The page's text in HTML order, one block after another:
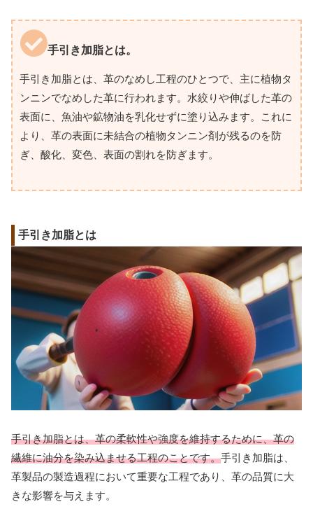
手引き加脂とは。
手引き加脂とは、革のなめし工程のひとつで、主に植物タ
ンニンでなめした革に行われます。水絞りや伸ばした革の
表面に、魚油や鉱物油を乳化せずに塗り込みます。これに
より、革の表面に未結合の植物タンニン剤が残るのを防
ぎ、酸化、変色、表面の割れを防ぎます。
手引き加脂とは
手引き加脂とは、革の柔軟性や強度を維持するために、革の
繊維に油分を染み込ませる工程のことです。手引き加脂は、
革製品の製造過程において重要な工程であり、革の品質に大
きな影響を与えます。